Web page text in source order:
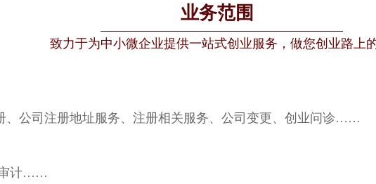
业务范围
致力于为中小微企业提供一站式创业服务，做您创业路上
、公司注册地址服务、注册相关服务、公司变更、创业问诊……
审计……